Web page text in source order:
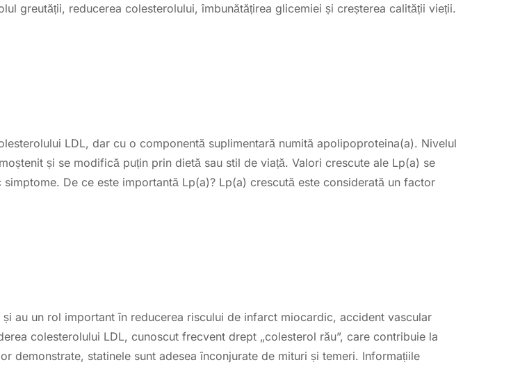
greutății, reducerea colesterolului, îmbunătățirea glicemiei și creșterea calității vieții.
LDL, dar cu o componentă suplimentară numită apolipoproteina(a). Nivelul
și se modifică puțin prin dietă sau stil de viață. Valori crescute ale Lp(a) se
De ce este importantă Lp(a)? Lp(a) crescută este considerată un factor
au un rol important în reducerea riscului de infarct miocardic, accident vascular
colesterolului LDL, cunoscut frecvent drept „colesterol rău”, care contribuie la
demonstrate, statinele sunt adesea înconjurate de mituri și temeri. Informațiile